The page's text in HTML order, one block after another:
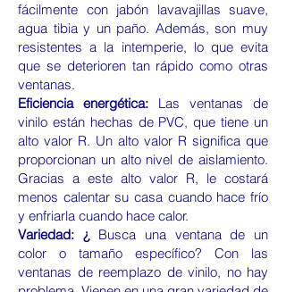
fácilmente con jabón lavavajillas suave,
agua tibia y un paño. Además, son muy
resistentes a la intemperie, lo que evita
que se deterioren tan rápido como otras
ventanas.
Eficiencia energética: Las ventanas de
vinilo están hechas de PVC, que tiene un
alto valor R. Un alto valor R significa que
proporcionan un alto nivel de aislamiento.
Gracias a este alto valor R, le costará
menos calentar su casa cuando hace frío
y enfriarla cuando hace calor.
Variedad: ¿Busca una ventana de un
color o tamaño específico? Con las
ventanas de reemplazo de vinilo, no hay